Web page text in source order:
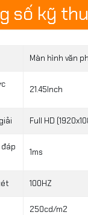
số kỹ
Màn hình văn
21.45Inch
Full HD
1ms
100HZ
250cd/m2